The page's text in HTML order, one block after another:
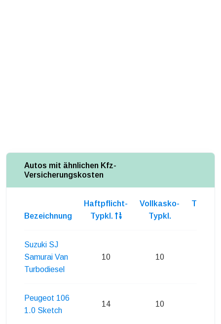
Autos mit ähnlichen Kfz-
Versicherungskosten
Bezeichnung
Haftpflicht-
Typkl.
Vollkasko-
Typkl.
Suzuki SJ
Samurai Van
Turbodiesel
10 10
Peugeot 106
1.0 Sketch
14 10